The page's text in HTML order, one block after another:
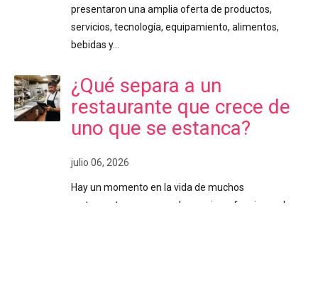
presentaron una amplia oferta de productos,
servicios, tecnología, equipamiento, alimentos,
bebidas y…
¿Qué separa a un
restaurante que crece de
uno que se estanca?
julio 06, 2026
Hay un momento en la vida de muchos
restauranteros en que el negocio ya funciona; el